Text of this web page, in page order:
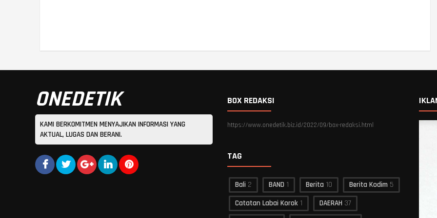
ONEDETIK
KAMI BERKOMITMEN MENYAJIKAN INFORMASI YANG
AKTUAL, LUGAS DAN BERANI.
BOX REDAKSI
https://www.onedetik.biz.id/2022/09/box-redaksi.html
TAG
Bali 2 BAND 1 Berita 10 Berita Kodim 5
Catatan Labai Korok 1 DAERAH 37